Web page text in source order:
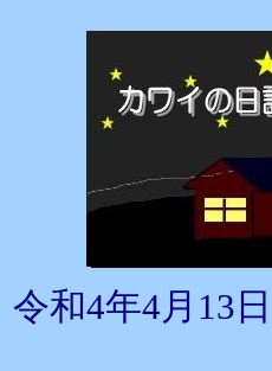
令和4年4月13日